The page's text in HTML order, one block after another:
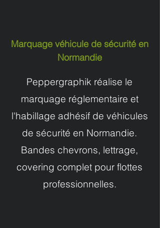
Marquage véhicule de sécurité en
Normandie
Peppergraphik réalise le
marquage réglementaire et
l'habillage adhésif de véhicules
de sécurité en Normandie.
Bandes chevrons, lettrage,
covering complet pour flottes
professionnelles.